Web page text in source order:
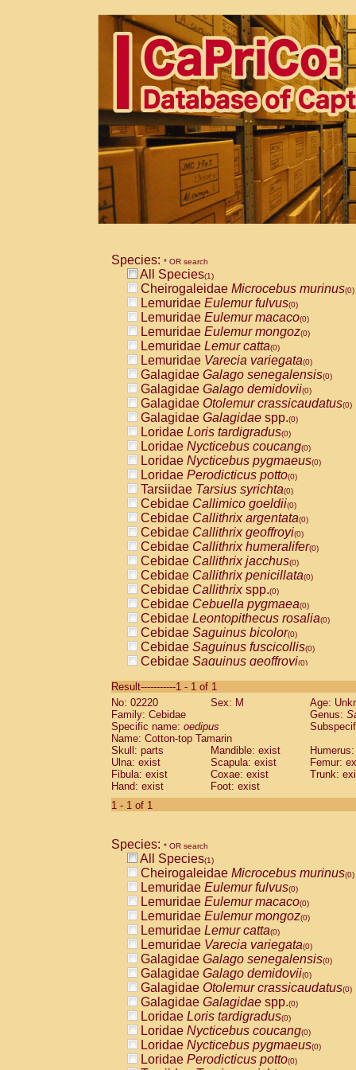
Species: * OR search
All Species(1)
Cheirogaleidae Microcebus murinus(0)
Lemuridae Eulemur fulvus(0)
Lemuridae Eulemur macaco(0)
Lemuridae Eulemur mongoz(0)
Lemuridae Lemur catta(0)
Lemuridae Varecia variegata(0)
Galagidae Galago senegalensis(0)
Galagidae Galago demidovii(0)
Galagidae Otolemur crassicaudatus(0)
Galagidae Galagidae spp.(0)
Loridae Loris tardigradus(0)
Loridae Nycticebus coucang(0)
Loridae Nycticebus pygmaeus(0)
Loridae Perodicticus potto(0)
Tarsiidae Tarsius syrichta(0)
Cebidae Callimico goeldii(0)
Cebidae Callithrix argentata(0)
Cebidae Callithrix geoffroyi(0)
Cebidae Callithrix humeralifer(0)
Cebidae Callithrix jacchus(0)
Cebidae Callithrix penicillata(0)
Cebidae Callithrixspp.(0)
Cebidae Cebuella pygmaea(0)
Cebidae Leontopithecus rosalia(0)
Cebidae Saguinus bicolor(0)
Cebidae Saguinus fuscicollis(0)
Cebidae Saguinus geoffroyi(0)
CebidaeSaguinus labiatus(0)
Cebidae Saguinus leucopus (0)
Cebidae
CebidaeSaguinus mystax
Cebidae Saguinus nigricollis (0)
Cebidae Saguinus oedipus
Cebidae Saguinus weddelli
Cebidae Saguinusspp.
Cebidae
CebidaeCebus capucinus
CebidaeCebus nigrivittatus
CebidaeCebus spp.(0)
CebidaeSaimiri boliviensis(0)
CebidaeSaimiri sciureus(0)
AtelidaeAlouatta caraya(0)
AtelidaeAlouatta fusca(0)
AtelidaeAlouatta seniculus(0)
AtelidaeAlouattaspp.(0)
AtelidaeAteles belzebuth(0)
AtelidaeAteles geoffroyi(0)
AtelidaeAteles paniscus(0)
AtelidaeAtelesspp.(0)
AtelidaeLagothrix lagothricha(0)
AtelidaeLagothrix lagothricha cana
PitheciidaeCacajao calvus
Result-----------1 - 1 of 1
No: 02220
Sex: M
Age:
Family: Cebidae
Genus:
Specific name: oedipus
Name: Cotton-top Tamarin
Skull: parts
Mandible: exist
Ulna: exist
Scapula: exist
Femur:
Fibula: exist
Coxae: exist
Trunk:
Hand: exist
Foot: exist
1 - 1 of 1
Species: * OR search
All Species(1)
Cheirogaleidae Microcebus murinus(0)
Lemuridae Eulemur fulvus(0)
Lemuridae Eulemur macaco(0)
Lemuridae Eulemur mongoz(0)
Lemuridae Lemur catta(0)
Lemuridae Varecia variegata(0)
Galagidae Galago senegalensis(0)
Galagidae Galago demidovii(0)
Galagidae Otolemur crassicaudatus(0)
Galagidae Galagidae spp.(0)
Loridae Loris tardigradus(0)
Loridae Nycticebus coucang(0)
Loridae Nycticebus pygmaeus(0)
Loridae Perodicticus potto(0)